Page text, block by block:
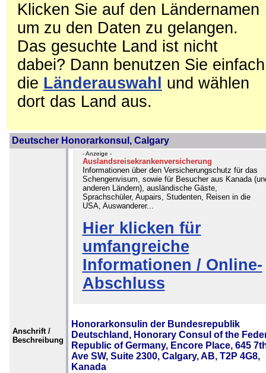
Klicken Sie auf den Ländernamen
um zu den Daten zu gelangen.
Das gesuchte Land ist nicht
dabei? Dann benutzen Sie einfach
die Länderauswahl
und wählen
dort das Land aus.
Deutscher Honorarkonsul, Calgary
- Anzeige -
Auslandsreisekrankenversicherung
Informationen über den Versicherungschutz für das
Schengenvisum, sowie für Besucher aus Kanada
anderen Ländern), ausländische Gäste,
Sprachschüler, Aupairs, Studenten, Reisen in die
USA, Auswanderer...
Hier klicken für
umfangreiche
Informationen / Online-
Abschluss
Anschrift /
Beschreibung
Honorarkonsulin der Bundesrepublik
Deutschland, Honorary Consul of the
Republic of Germany, Encore Place, 645
Ave SW, Suite 2300, Calgary, AB, T2P 4G8,
Kanada